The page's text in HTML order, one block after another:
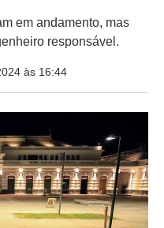
em andamento, mas
responsável.
às 16:44